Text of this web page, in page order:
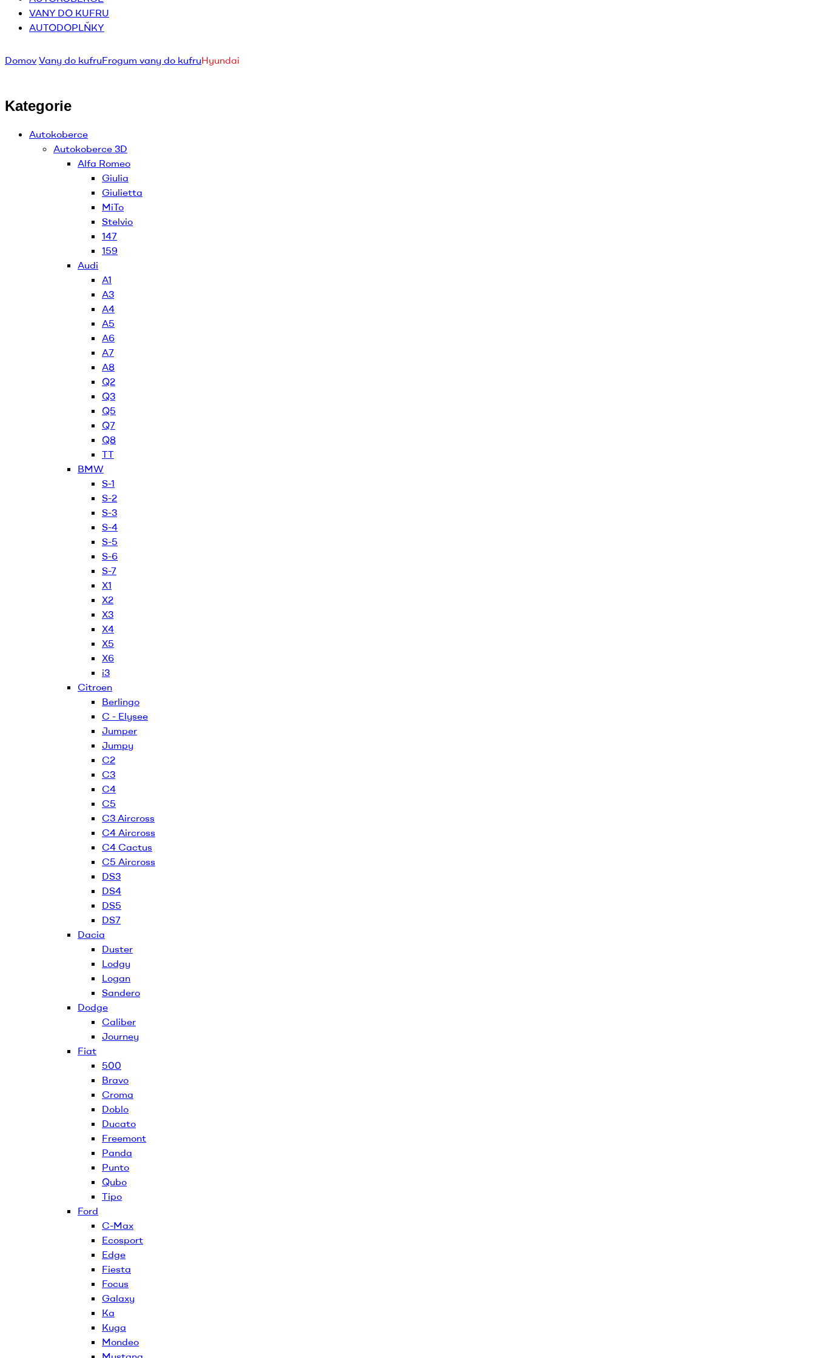
VANY DO KUFRU
AUTODOPLŇKY
Domov Vany do kufruFrogum vany do kufruHyundai
Kategorie
Autokoberce
Autokoberce 3D
Alfa Romeo
Giulia
Giulietta
MiTo
Stelvio
147
159
Audi
A1
A3
A4
A5
A6
A7
A8
Q2
Q3
Q5
Q7
Q8
TT
BMW
S-1
S-2
S-3
S-4
S-5
S-6
S-7
X1
X2
X3
X4
X5
X6
i3
Citroen
Berlingo
C - Elysee
Jumper
Jumpy
C2
C3
C4
C5
C3 Aircross
C4 Aircross
C4 Cactus
C5 Aircross
DS3
DS4
DS5
DS7
Dacia
Duster
Lodgy
Logan
Sandero
Dodge
Caliber
Journey
Fiat
500
Bravo
Croma
Doblo
Ducato
Freemont
Panda
Punto
Qubo
Tipo
Ford
C-Max
Ecosport
Edge
Fiesta
Focus
Galaxy
Ka
Kuga
Mondeo